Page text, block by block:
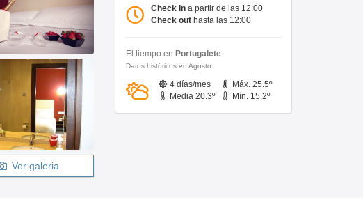
Ver galeria
Check in a partir de las 12:00
Check out hasta las 12:00
El tiempo en Portugalete
Datos históricos en Agosto
4 días/mes
Máx. 25.5º
Media 20.3º
Mín. 15.2º